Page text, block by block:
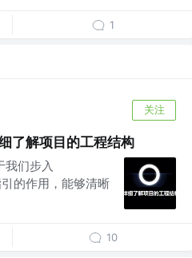
1
关注
了解项目的工程结构
我们步入
的作用，能够清晰
10